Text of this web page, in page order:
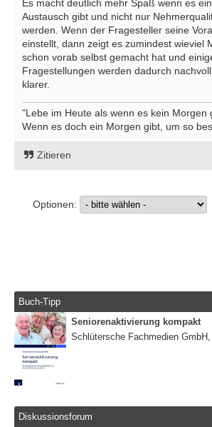
Es macht deutlich mehr Spaß wenn es
Austausch gibt und nicht nur
werden. Wenn der Fragesteller seine
einstellt, dann zeigt es zumindest wieviel
schon vorab selbst gemacht hat und
Fragestellungen werden dadurch
klarer.
"Lebe im Heute als wenn es kein Morgen
Wenn es doch ein Morgen gibt, um so
Zitieren
Optionen:
Buch-Tipp
Seniorenaktivierung kompakt
Schlütersche Fachmedien
Diskussionsforum